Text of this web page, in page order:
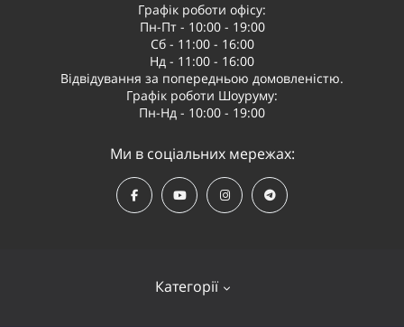
Категорії
Графік роботи офісу:
Пн-Пт - 10:00 - 19:00
Сб - 11:00 - 16:00
Нд - 11:00 - 16:00
Відвідування за попередньою домовленістю.
Графік роботи Шоуруму:
Пн-Нд - 10:00 - 19:00
Ми в соціальних мережах: